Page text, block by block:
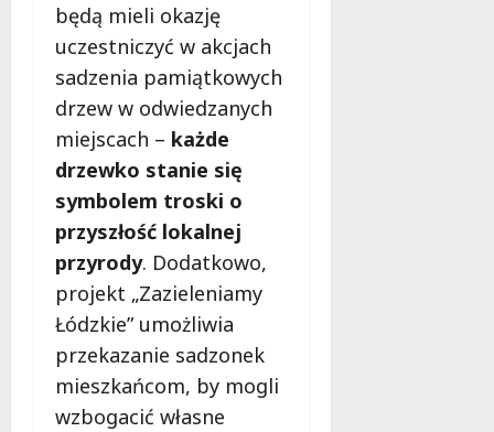
będą mieli okazję
uczestniczyć w akcjach
sadzenia pamiątkowych
drzew w odwiedzanych
miejscach – każde
drzewko stanie się
symbolem troski o
przyszłość lokalnej
przyrody. Dodatkowo,
projekt „Zazieleniamy
Łódzkie” umożliwia
przekazanie sadzonek
mieszkańcom, by mogli
wzbogacić własne